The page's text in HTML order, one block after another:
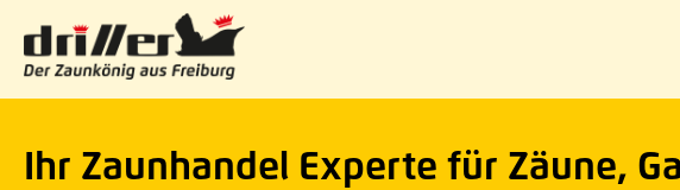
Ihr Zaunhandel Experte für Zäune,